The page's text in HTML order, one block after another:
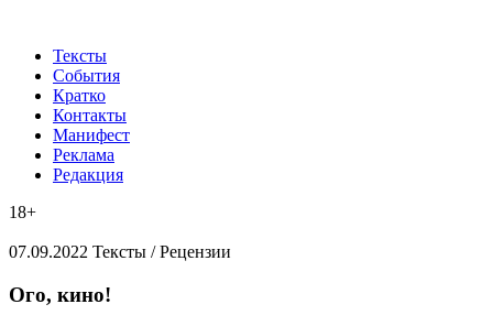
Тексты
События
Кратко
Контакты
Манифест
Реклама
Редакция
18+
07.09.2022 Тексты /Рецензии
​Ого, кино!